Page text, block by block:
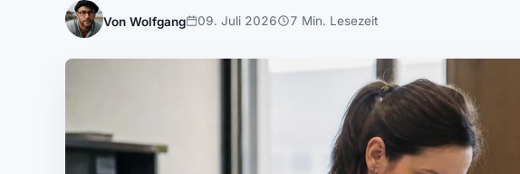
Von Wolfgang 09. Juli 2026 7 Min. Lesezeit